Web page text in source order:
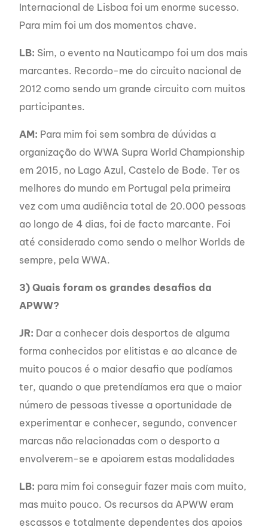
Internacional de Lisboa foi um enorme sucesso.
Para mim foi um dos momentos chave.
LB: Sim, o evento na Nauticampo foi um dos mais
marcantes. Recordo-me do circuito nacional de
2012 como sendo um grande circuito com muitos
participantes.
AM: Para mim foi sem sombra de dúvidas a
organização do WWA Supra World Championship
em 2015, no Lago Azul, Castelo de Bode. Ter os
melhores do mundo em Portugal pela primeira
vez com uma audiência total de 20.000 pessoas
ao longo de 4 dias, foi de facto marcante. Foi
até considerado como sendo o melhor Worlds de
sempre, pela WWA.
3) Quais foram os grandes desafios da
APWW?
JR: Dar a conhecer dois desportos de alguma
forma conhecidos por elitistas e ao alcance de
muito poucos é o maior desafio que podíamos
ter, quando o que pretendíamos era que o maior
número de pessoas tivesse a oportunidade de
experimentar e conhecer, segundo, convencer
marcas não relacionadas com o desporto a
envolverem-se e apoiarem estas modalidades
LB: para mim foi conseguir fazer mais com muito,
mas muito pouco. Os recursos da APWW eram
escassos e totalmente dependentes dos apoios